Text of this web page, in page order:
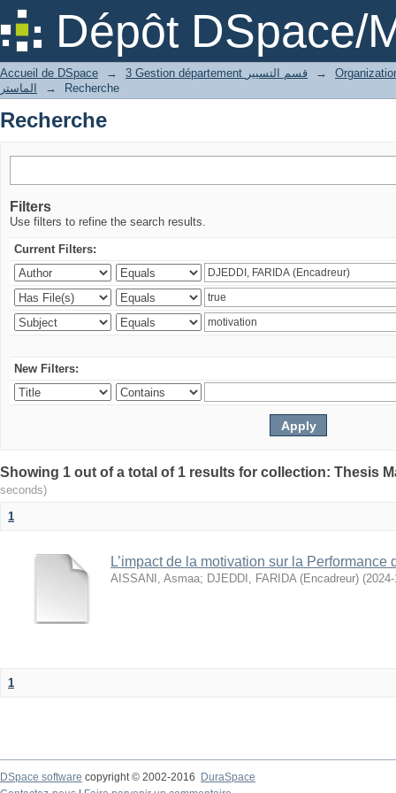
Dépôt DSpace/
Recherche
Accueil de DSpace → 3 Gestion département قسم التسيير
→
الماستر
→ Recherche
Recherche
Filters
Use filters to refine the search results.
Current Filters:
New Filters:
seconds)
1
L’impact de la motivation sur la
AISSANI, Asmaa; DJEDDI, FARIDA (Encadreur) (
1
DSpace software copyright © 2002-2016
DuraSpace